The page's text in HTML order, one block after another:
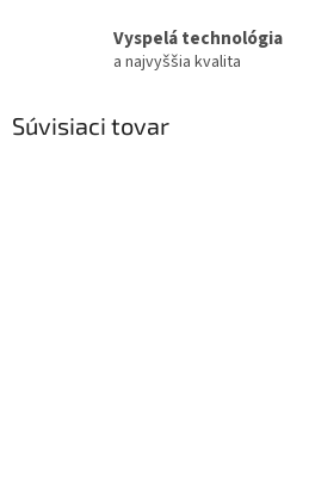
Vyspelá technológia
a najvyššia kvalita
Súvisiaci tovar